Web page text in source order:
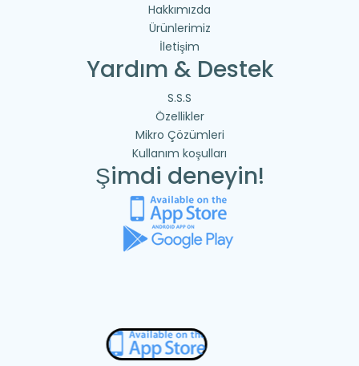
Hakkımızda
Ürünlerimiz
İletişim
Yardım & Destek
S.S.S
Özellikler
Mikro Çözümleri
Kullanım koşulları
Şimdi deneyin!